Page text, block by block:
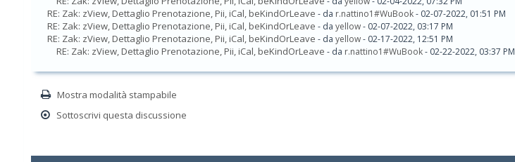
RE: Zak: zView, Dettaglio Prenotazione, Pii, iCal, beKindOrLeave - da r.nattino1#WuBook- 02-07-2022, 01:51 PM
RE: Zak: zView, Dettaglio Prenotazione, Pii, iCal, beKindOrLeave - da yellow- 02-07-2022, 03:17 PM
RE: Zak: zView, Dettaglio Prenotazione, Pii, iCal, beKindOrLeave - da yellow- 02-17-2022, 12:51 PM
RE: Zak: zView, Dettaglio Prenotazione, Pii, iCal, beKindOrLeave - da r.nattino1#WuBook- 02-22-2022, 03:37 PM
Mostra modalità stampabile
Sottoscrivi questa discussione